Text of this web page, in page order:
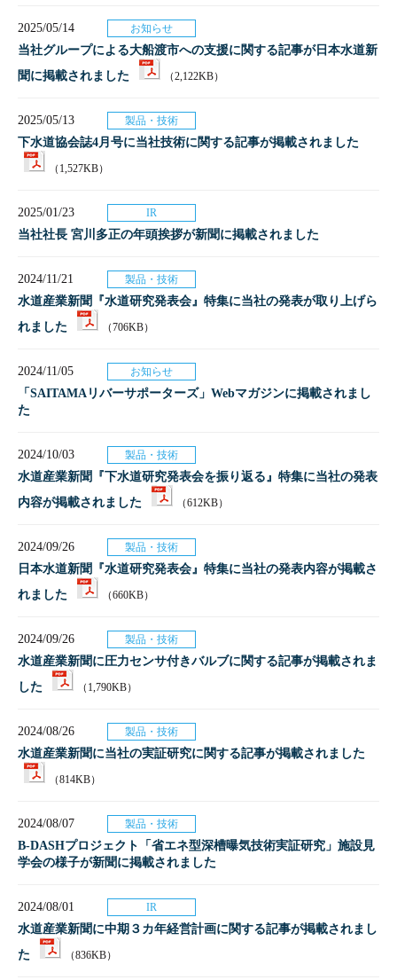
2025/05/14 お知らせ
当社グループによる大船渡市への支援に関する記事が日本水道新
聞に掲載されました
（2,122KB）
2025/05/13 製品・技術
下水道協会誌4月号に当社技術に関する記事が掲載されました
（1,527KB）
2025/01/23 IR
当社社長 宮川多正の年頭挨拶が新聞に掲載されました
2024/11/21 製品・技術
水道産業新聞『水道研究発表会』特集に当社の発表が取り上げら
れました
（706KB）
2024/11/05 お知らせ
「SAITAMAリバーサポーターズ」Webマガジンに掲載されまし
た
2024/10/03 製品・技術
水道産業新聞『下水道研究発表会を振り返る』特集に当社の発表
内容が掲載されました
（612KB）
2024/09/26 製品・技術
日本水道新聞『水道研究発表会』特集に当社の発表内容が掲載さ
れました
（660KB）
2024/09/26 製品・技術
水道産業新聞に圧力センサ付きバルブに関する記事が掲載されま
した
（1,790KB）
2024/08/26 製品・技術
水道産業新聞に当社の実証研究に関する記事が掲載されました
（814KB）
2024/08/07 製品・技術
B-DASHプロジェクト「省エネ型深槽曝気技術実証研究」施設見
学会の様子が新聞に掲載されました
2024/08/01 IR
水道産業新聞に中期３カ年経営計画に関する記事が掲載されまし
た
（836KB）